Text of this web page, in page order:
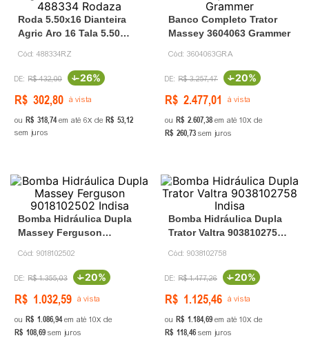
Roda 5.50x16 Dianteira
Agric Aro 16 Tala 5.50
Cód:488334RZ
R$ 432,00 -26%
R$ 302,80 à vista
ou R$ 31874em até 6 de R$ 5312
sem juros
Banco Completo Trator
Massey 3604063 Grammer
Cód: 3604063GRA
R$ 3.257,47 -20%
R$ 2.477,01 à vista
ou R$ 260738 em até 10 de
R$ 26073 sem juros
Bomba Hidráulica Dupla
Massey Ferguson
Cód: 9018102502
R$ 1.355,03 -20%
R$ 1.032,59 à vista
ou R$ 1 08694em até 10 de
R$ 10869 sem juros
Bomba Hidráulica Dupla
Trator Valtra 9038102758
Cód: 9038102758
R$ 1.477,26 -20%
R$ 1.125,46 à vista
ou R$ 1 184,69 em até 10 de
R$ 11846 sem juros